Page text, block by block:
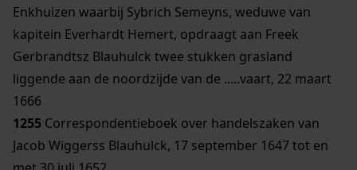
Enkhuizen waarbij Sybrich Semeyns, weduwe van
kapitein Everhardt Hemert, opdraagt aan Freek
Gerbrandtsz Blauhulck twee stukken grasland
liggende aan de noordzijde van de .....vaart, 22 maart
1666
1255 Correspondentieboek over handelszaken van
Jacob Wiggerss Blauhulck, 17 september 1647 tot en